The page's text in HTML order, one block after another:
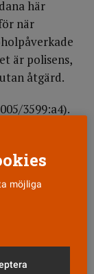
här
när
är polisens,
åtgärd.
3599:a4).
person
på att
Peter
möjliga